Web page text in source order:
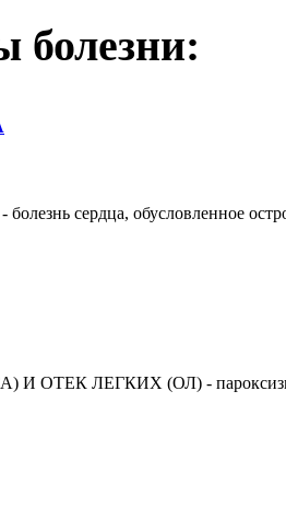
болезни:
сердца, обусловленное острой
ЛЕГКИХ (ОЛ) -